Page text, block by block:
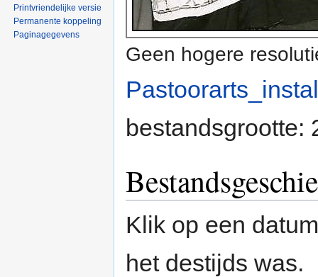
Geen hogere
bestandsgrootte:
Klik op een
het destijds was.
Printvriendelijke versie
Permanente koppeling
Paginagegevens